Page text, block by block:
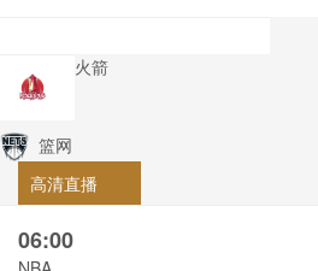
火箭
篮网
高清直播
06:00